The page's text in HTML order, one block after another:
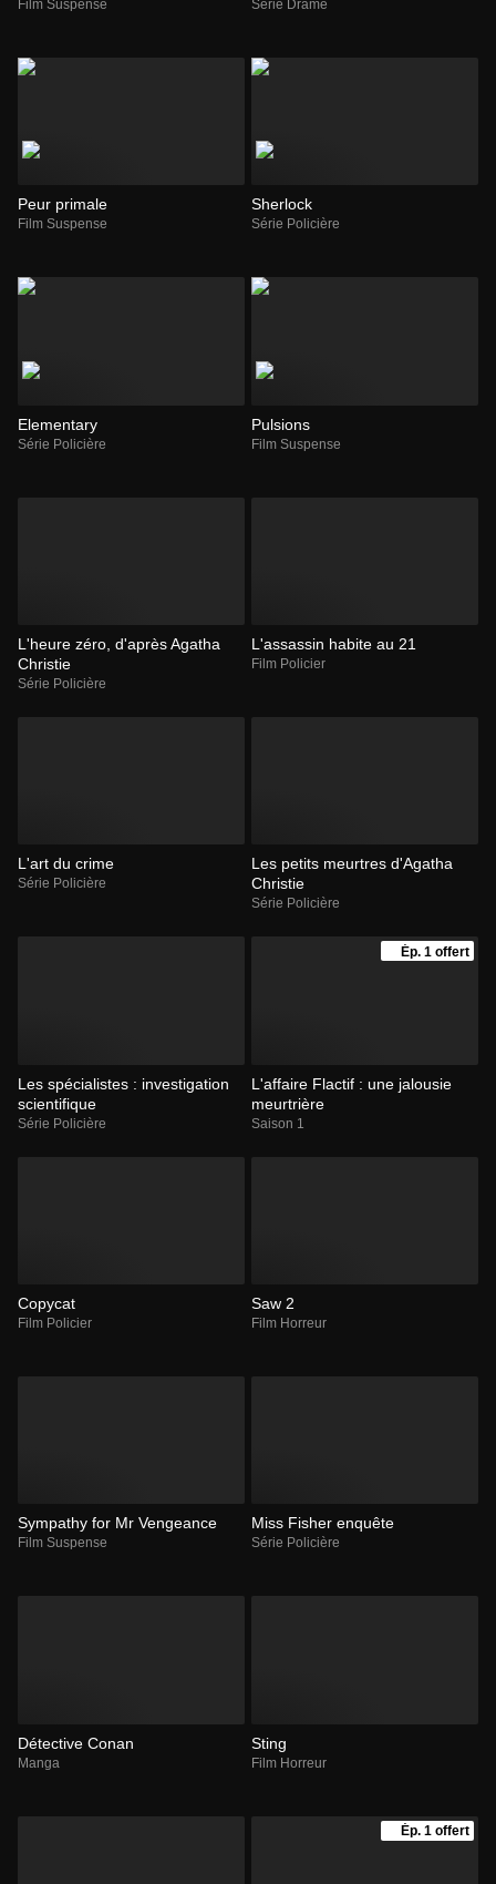
Film Suspense Série Drame
Peur primale
Film Suspense
Sherlock
Série Policière
Elementary
Série Policière
Pulsions
Film Suspense
L'heure zéro, d'après Agatha
Christie
Série Policière
L'assassin habite au 21
Film Policier
L'art du crime
Série Policière
Les petits meurtres d'Agatha
Christie
Série Policière
Les spécialistes : investigation
scientifique
Série Policière
Ép. 1 offert
L'affaire Flactif : une jalousie
meurtrière
Saison 1
Copycat
Film Policier
Saw 2
Film Horreur
Sympathy for Mr Vengeance
Film Suspense
Miss Fisher enquête
Série Policière
Détective Conan
Manga
Sting
Film Horreur
Ép. 1 offert